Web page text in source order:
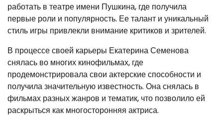
работать в театре имени Пушкина, где получила
первые роли и популярность. Ее талант и уникальный
стиль игры привлекли внимание критиков и зрителей.
В процессе своей карьеры Екатерина Семенова
снялась во многих кинофильмах, где
продемонстрировала свои актерские способности и
получила значительную известность. Она снялась в
фильмах разных жанров и тематик, что позволило ей
раскрыться как многосторонняя актриса.